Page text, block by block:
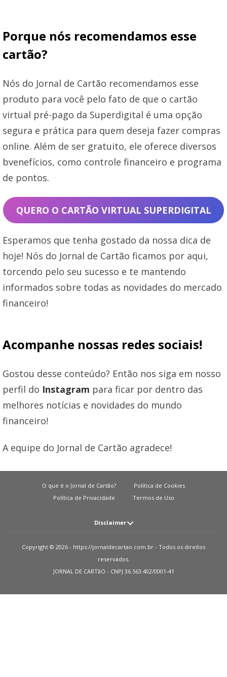
Porque nós recomendamos esse
cartão?
Nós do Jornal de Cartão recomendamos esse
produto para você pelo fato de que o cartão
virtual pré-pago da Superdigital é uma opção
segura e prática para quem deseja fazer compras
online. Além de ser gratuito, ele oferece diversos
bvenefícios, como controle financeiro e programa
de pontos.
QUERO O CARTÃO VIRTUAL SUPERDIGITAL
Esperamos que tenha gostado da nossa dica de
hoje! Nós do Jornal de Cartão ficamos por aqui,
torcendo pelo seu sucesso e te mantendo
informados sobre todas as novidades do mercado
financeiro!
Acompanhe nossas redes sociais!
Gostou desse conteúdo? Então nos siga em nosso
perfil do Instagram para ficar por dentro das
melhores notícias e novidades do mundo
financeiro!
A equipe do Jornal de Cartão agradece!
O que é o Jornal de Cartão?
Política de Cookies
Política de Privacidade
Termos de Uso
Disclaimer
em dinheiro para liberação de qualquer tipo de produto financeiro, seja
cartão de crédito, financiamento ou empréstimo. Caso isto aconteça nos
avise pelo formulário imediatamente. Observações: O JORNAL DE CARTãO
ressaltar que essas informações podem divergir das informações
Copyright © 2026 - https://jornaldecartao.com.br - Todos os direitos
reservados.
JORNAL DE CARTãO - CNPJ 36.563.402/0001-41